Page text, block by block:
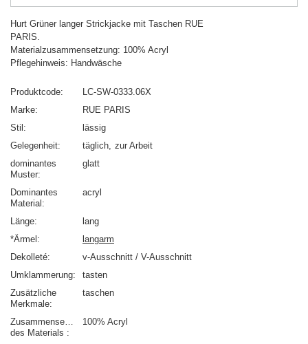
Hurt Grüner langer Strickjacke mit Taschen RUE
PARIS.
Materialzusammensetzung: 100% Acryl
Pflegehinweis: Handwäsche
Produktcode
LC-SW-0333.06X
Marke
RUE PARIS
Stil
lässig
Gelegenheit
täglich zur Arbeit
dominantes
Muster
glatt
Dominantes
Material
acryl
Länge
lang
*Ärmel
langarm
Dekolleté
v-Ausschnitt / V-Ausschnitt
Umklammerung
tasten
Zusätzliche
Merkmale
taschen
Zusammensetzung
des Materials
100% Acryl